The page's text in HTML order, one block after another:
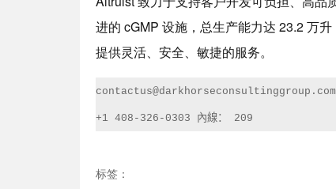
进的 cGMP 设施，总生产能力达 23.2 万
提供灵活、安全、敏捷的服务。
contactus@darkhorseconsultinggroup.com
+1 408-326-0303 內線： 209
标签：